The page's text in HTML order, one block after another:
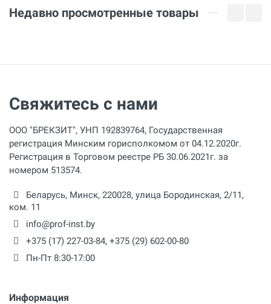
Недавно просмотренные товары
Свяжитесь с нами
ООО "БРЕКЗИТ", УНП 192839764, Государственная
регистрация Минским горисполкомом от 04.12.2020г.
Регистрация в Торговом реестре РБ 30.06.2021г. за
номером 513574.
Беларусь, Минск, 220028, улица Бородинская, 2/11,
ком. 11
info@prof-inst.by
+375 (17) 227-03-84, +375 (29) 602-00-80
Пн-Пт 8:30-17:00
Информация